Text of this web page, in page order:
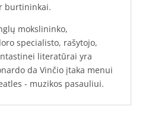
burtininkai.
mokslininko,
specialisto, rašytojo,
literatūrai yra
da Vinčio įtaka menui
- muzikos pasauliui.